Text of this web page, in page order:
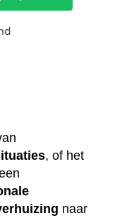
, of het
naar